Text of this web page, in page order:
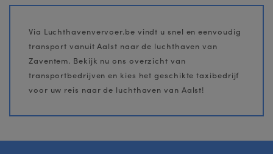
Via Luchthavenvervoer.be vindt u snel en eenvoudig
transport vanuit Aalst naar de luchthaven van
Zaventem. Bekijk nu ons overzicht van
transportbedrijven en kies het geschikte taxibedrijf
voor uw reis naar de luchthaven van Aalst!